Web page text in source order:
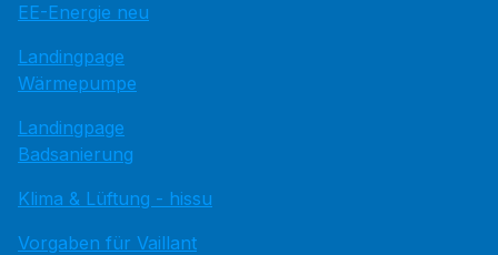
EE-Energie neu
Landingpage
Wärmepumpe
Landingpage
Badsanierung
Klima & Lüftung - hissu
Vorgaben für Vaillant